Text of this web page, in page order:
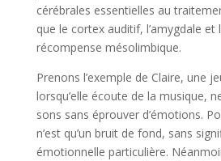
cérébrales essentielles au
que le cortex auditif, l’amygdale et
récompense mésolimbique.
Prenons l’exemple de Claire, une
lorsqu’elle écoute de la musique,
sons sans éprouver d’émotions.
n’est qu’un bruit de fond, sans
émotionnelle particulière.